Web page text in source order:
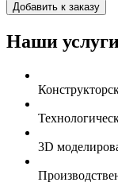
Добавить к заказу
Наши
3D